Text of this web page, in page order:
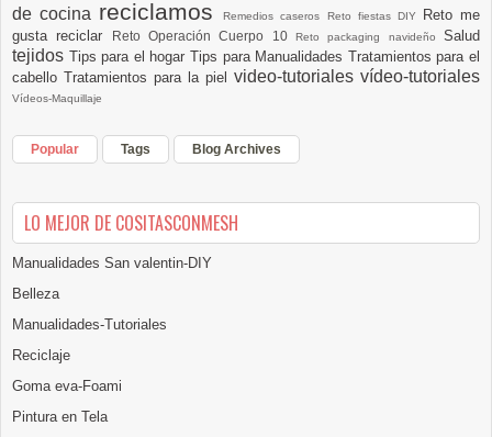
de cocina reciclamosRemedios caseros Reto fiestas DIY
Reto me
gusta reciclar
Reto Operación Cuerpo 10Reto packaging navideñoSalud
tejidos Tips para el hogarTips para Manualidades Tratamientos para el
cabello Tratamientos para la piel video-tutoriales vídeo-tutoriales
Vídeos-Maquillaje
Popular Tags Blog Archives
LO MEJOR DE COSITASCONMESH
Manualidades San valentin-DIY
Belleza
Manualidades-Tutoriales
Reciclaje
Goma eva-Foami
Pintura en Tela